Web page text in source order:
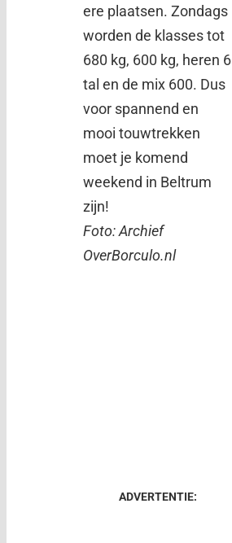
ere plaatsen. Zondags
worden de klasses tot
680 kg, 600 kg, heren 6
tal en de mix 600. Dus
voor spannend en
mooi touwtrekken
moet je komend
weekend in Beltrum
zijn!
Foto: Archief
OverBorculo.nl
ADVERTENTIE: